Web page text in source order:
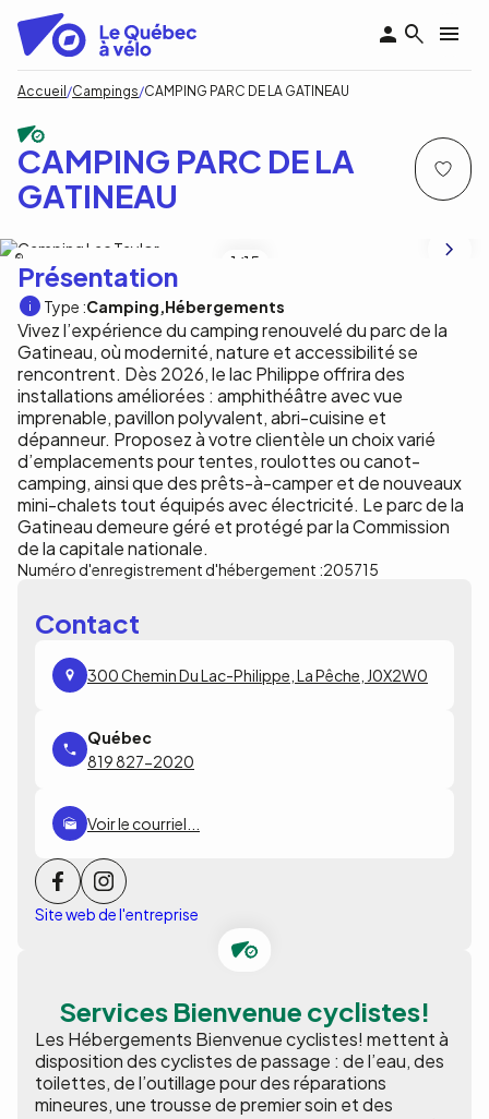
contenu
principal
Fil
d'Ariane
Accueil Campings CAMPING PARC DE LA GATINEAU
CAMPING PARC DE LA
GATINEAU
1 /15
Présentation
Type :Camping Hébergements
Vivez l’expérience du camping renouvelé du parc de la
Gatineau, où modernité, nature et accessibilité se
rencontrent. Dès 2026, le lac Philippe offrira des
installations améliorées : amphithéâtre avec vue
imprenable, pavillon polyvalent, abri-cuisine et
dépanneur. Proposez à votre clientèle un choix varié
d’emplacements pour tentes, roulottes ou canot-
camping, ainsi que des prêts-à-camper et de nouveaux
mini-chalets tout équipés avec électricité. Le parc de la
Gatineau demeure géré et protégé par la Commission
de la capitale nationale.
Numéro d'enregistrement d'hébergement :205715
Contact
300 Chemin Du Lac-Philippe, La Pêche, J0X2W0
819 827-2020
Voir le courriel...
Site web de l'entreprise
Services Bienvenue cyclistes!
Les Hébergements Bienvenue cyclistes! mettent à
disposition des cyclistes de passage : de l’eau, des
toilettes, de l’outillage pour des réparations
mineures, une trousse de premier soin et des